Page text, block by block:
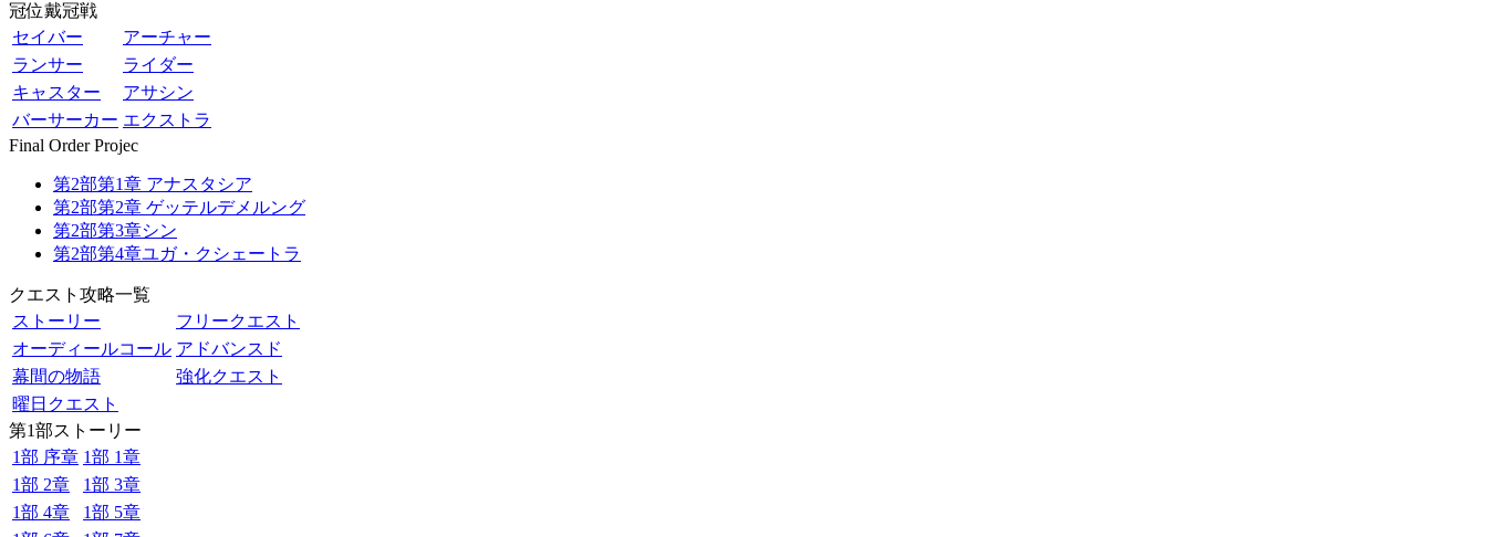
冠位戴冠戦
セイバー
アーチャー
ランサー
ライダー
キャスター
アサシン
バーサーカー エクストラ
Final Order Projec
第2部第1章 アナスタシア
第2部第2章 ゲッテルデメルング
第2部第3章シン
第2部第4章ユガ・クシェートラ
クエスト攻略一覧
ストーリー
フリークエスト
オーディールコール アドバンスド
幕間の物語
強化クエスト
曜日クエスト
第1部ストーリー
1部 序章 1部 1章
1部 2章
1部 3章
1部 4章
1部 5章